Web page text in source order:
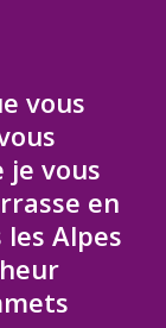
vous
vous
en
Alpes